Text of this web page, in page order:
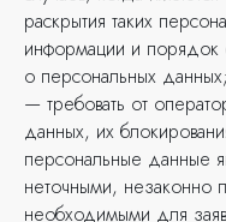
раскрытия таких
информации и порядок
о персональных данных;
— требовать от
данных, их
персональные данные
неточными, незаконно
необходимыми для